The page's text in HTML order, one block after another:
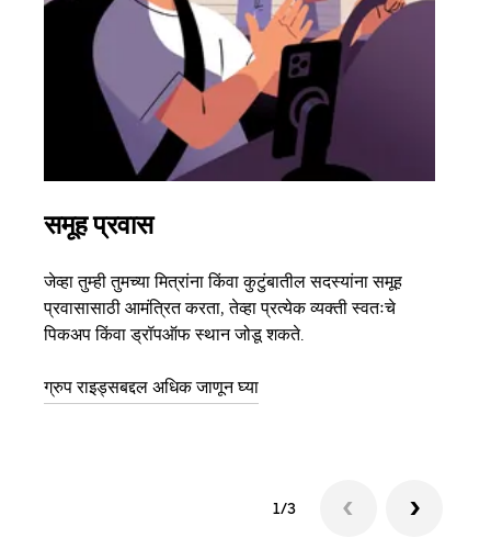
समूह प्रवास
जेव्हा तुम्ही तुमच्या मित्रांना किंवा कुटुंबातील सदस्यांना समूह
प्रवासासाठी आमंत्रित करता, तेव्हा प्रत्येक व्यक्ती स्वतःचे
पिकअप किंवा ड्रॉपऑफ स्थान जोडू शकते.
ग्रुप राइड्सबद्दल अधिक जाणून घ्या
1/3